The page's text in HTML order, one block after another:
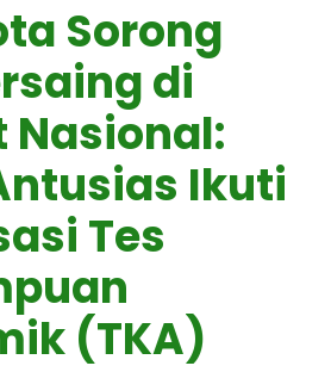
Sorong
di
Nasional:
Ikuti
Tes
(TKA)